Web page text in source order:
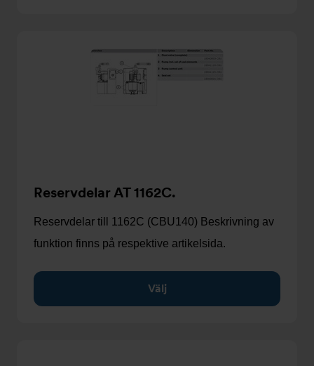
Reservdelar AT 1162C.
Reservdelar till 1162C (CBU140) Beskrivning av
funktion finns på respektive artikelsida.
Välj